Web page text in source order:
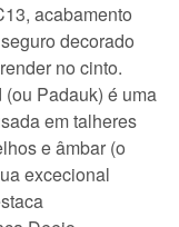
acabamento
decorado
no cinto.
Padauk) é uma
em talheres
e âmbar (o
excecional